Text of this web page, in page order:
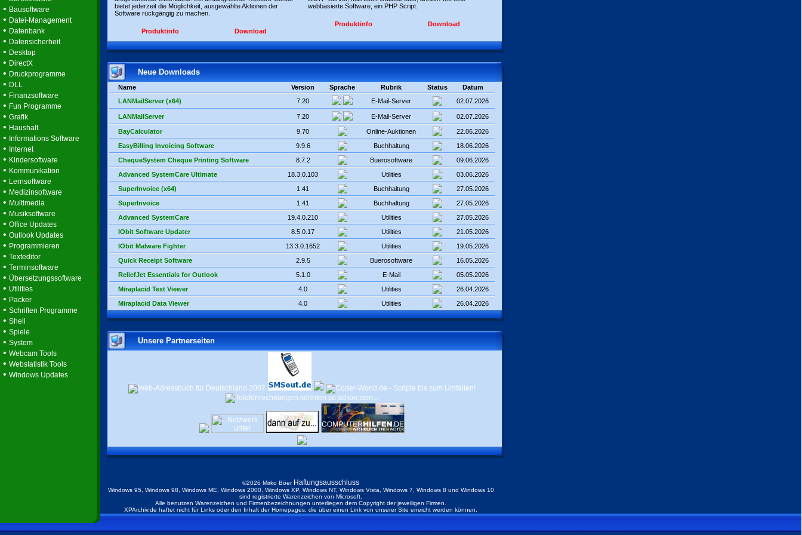
• Bausoftware
• Datei-Management
• Datenbank
• Datensicherheit
• Desktop
• DirectX
• Druckprogramme
• DLL
• Finanzsoftware
• Fun Programme
• Grafik
• Haushalt
• Informations Software
• Internet
• Kindersoftware
• Kommunikation
• Lernsoftware
• Medizinsoftware
• Multimedia
• Musiksoftware
• Office Updates
• Outlook Updates
• Programmieren
• Texteditor
• Terminsoftware
• Übersetzungssoftware
• Utilities
• Packer
• Schriften Programme
• Shell
• Spiele
• System
• Webcam Tools
• Webstatistik Tools
• Windows Updates
bietet jederzeit die Möglichkeit, ausgewählte Aktionen der
Software rückgängig zu machen.
Produktinfo Download
webbasierte Software, ein PHP Script.
Produktinfo Download
Neue Downloads
Name Version Sprache Rubrik Status
Datum
LANMailServer (x64)
7.20 E-Mail-Server 02.07.2026
LANMailServer 7.20 E-Mail-Server 02.07.2026
BayCalculator 9.70 Online-Auktionen
22.06.2026
EasyBilling Invoicing Software
9.9.6 Buchhaltung
18.06.2026
ChequeSystem Cheque Printing Software
8.7.2 Buerosoftware
09.06.2026
Advanced SystemCare Ultimate
18.3.0.103 Utilities
03.06.2026
SuperInvoice (x64)
1.41 Buchhaltung
27.05.2026
SuperInvoice
1.41 Buchhaltung
27.05.2026
Advanced SystemCare
19.4.0.210 Utilities
27.05.2026
IObit Software Updater
8.5.0.17 Utilities
21.05.2026
IObit Malware Fighter
13.3.0.1652 Utilities
19.05.2026
Quick Receipt Software
2.9.5 Buerosoftware
16.05.2026
ReliefJet Essentials for Outlook
5.1.0 E-Mail
05.05.2026
Miraplacid Text Viewer
4.0 Utilities
26.04.2026
Miraplacid Data Viewer
4.0 Utilities 26.04.2026
Unsere Partnerseiten
©2026 Mirko Böer Haftungsausschluss
Windows 95, Windows 98, Windows ME, Windows 2000, Windows XP, Windows NT, Windows Vista, Windows 7, Windows 8 und Windows 10
sind registrierte Warenzeichen von Microsoft.
Alle benutzen Warenzeichen und Firmenbezeichnungen unterliegen dem Copyright der jeweiligen Firmen.
XPArchiv.de haftet nicht für Links oder den Inhalt der Homepages, die über einen Link von unserer Site erreicht werden können.